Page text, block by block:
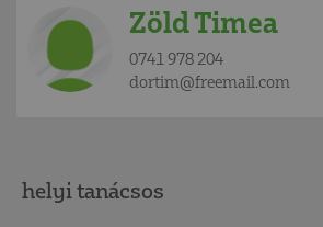
Zöld Timea
0741 978 204
dortim@freemail.com
helyi tanácsos